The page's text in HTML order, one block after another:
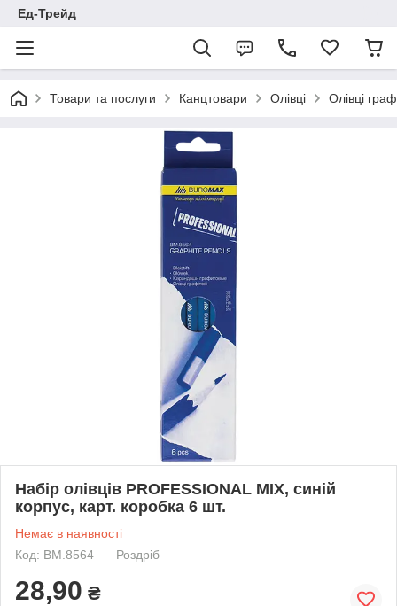
Ед-Трейд
Товари та послуги Канцтовари Олівці Олівці
Набір олівців PROFESSIONAL MIX, синій
корпус, карт. коробка 6 шт.
Немає в наявності
Код: BM.8564
Роздріб
28,90 ₴